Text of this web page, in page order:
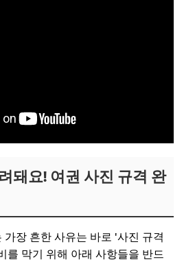
돼요! 여권 사진 규격 완
장 흔한 사유는 바로 '사진 규격
를 막기 위해 아래 사항들을 반드